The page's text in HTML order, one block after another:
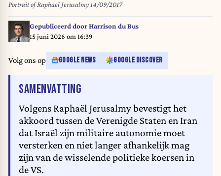
Portrait of Raphael Jerusalmy 14/09/2017
Gepubliceerd doorHarrison du Bus
15 juni 2026 om 16:39
Volg ons op GOOGLE NEWS GOOGLE DISCOVER
SAMENVATTING
Volgens Raphaël Jerusalmy bevestigt het
akkoord tussen de Verenigde Staten en Iran
dat Israël zijn militaire autonomie moet
versterken en niet langer afhankelijk mag
zijn van de wisselende politieke koersen in
de VS.